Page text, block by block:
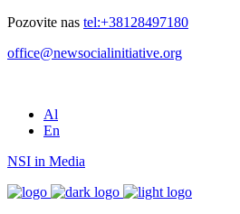
Pozovite nas tel:+38128497180
office@newsocialinitiative.org
Al
En
NSI in Media